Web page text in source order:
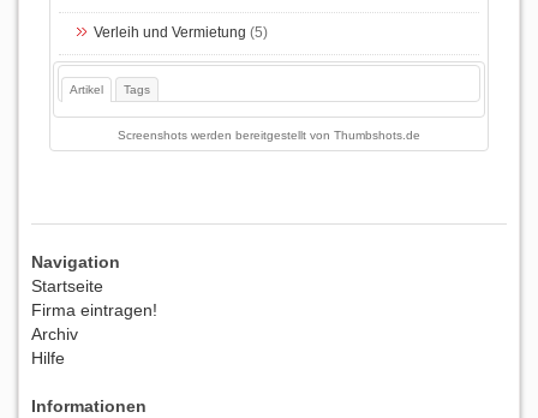
Verleih und Vermietung (5)
Artikel Tags
Screenshots werden bereitgestellt von Thumbshots.de
Navigation
Startseite
Firma eintragen!
Archiv
Hilfe
Informationen